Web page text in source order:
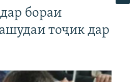
бораи
тоҷик дар